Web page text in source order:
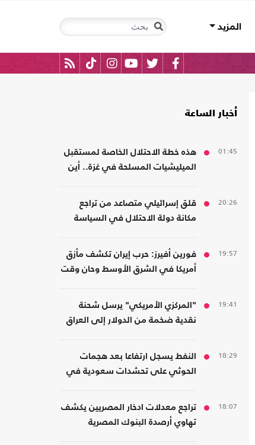
المزيد
أخبار الساعة
01:45
هذه خطة الاحتلال الخاصة لمستقبل
الميليشيات المسلحة في غزة.. أين
20:26
قلق إسرائيلي متصاعد من تراجع
مكانة دولة الاحتلال في السياسة
19:57
فورين أفيرز: حرب إيران تكشف مأزق
أمريكا في الشرق الأوسط وحان وقت
19:41
"المركزي الأمريكي" يرسل شحنة
نقدية ضخمة من الدولار إلى العراق
18:29
النفط يسجل ارتفاعا بعد هجمات
الحوثي على تحشدات سعودية في
18:07
تراجع معدلات ادخار المصريين يكشف
تهاوي أرصدة البنوك المصرية